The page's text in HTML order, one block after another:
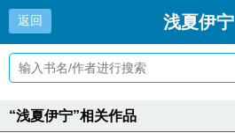
返回 浅夏伊宁
“浅夏伊宁”相关作品